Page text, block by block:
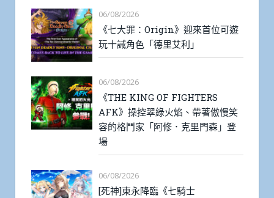
06/08/2026
《七大罪：Origin》迎來首位可遊
玩十誡角色「德里艾利」
06/08/2026
《THE KING OF FIGHTERS
AFK》操控翠綠火焰、帶著傲慢笑
容的格鬥家「阿修．克里門森」登
場
06/08/2026
[死神]東永降臨《七騎士